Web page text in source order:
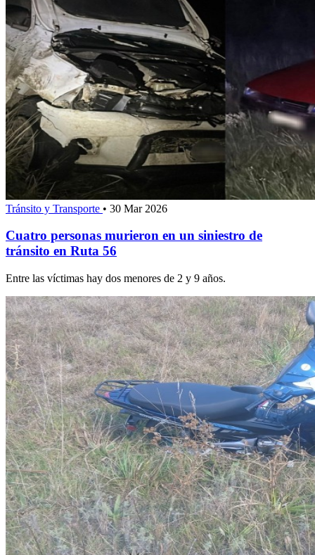
Tránsito y Transporte • 30 Mar 2026
Cuatro personas murieron en un siniestro de
tránsito en Ruta 56
Entre las víctimas hay dos menores de 2 y 9 años.